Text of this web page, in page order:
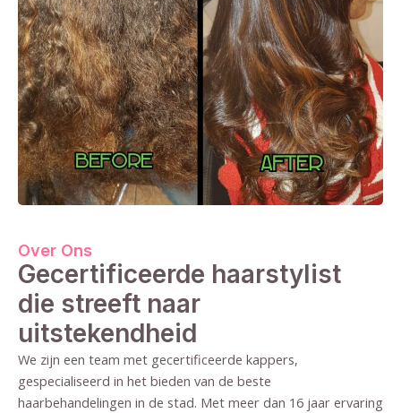
Over Ons
Gecertificeerde haarstylist
die streeft naar
uitstekendheid
We zijn een team met gecertificeerde kappers,
gespecialiseerd in het bieden van de beste
haarbehandelingen in de stad. Met meer dan 16 jaar ervaring